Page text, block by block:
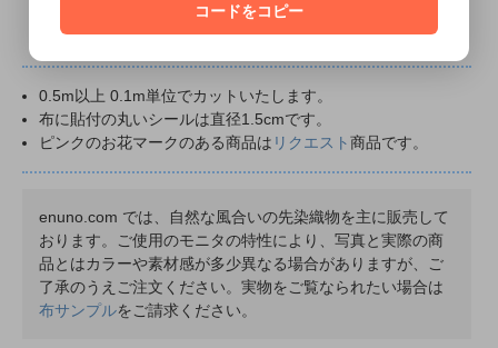
0.5m以上 0.1m単位でカットいたします。
布に貼付の丸いシールは直径1.5cmです。
ピンクのお花マークのある商品は リクエスト商品です。
enuno.com では、自然な風合いの先染織物を主に販売して
おります。ご使用のモニタの特性により、写真と実際の商
品とはカラーや素材感が多少異なる場合がありますが、ご
了承のうえご注文ください。実物をご覧なられたい場合は
布サンプルをご請求ください。
コードをコピー